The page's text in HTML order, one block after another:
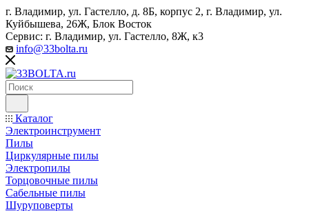
г. Владимир, ул. Гастелло, д. 8Б, корпус 2, г. Владимир, ул. ​
Куйбышева, 26Ж, Блок Восток
Сервис: г. Владимир, ул. Гастелло, 8Ж, к3
info@33bolta.ru
Каталог
Электроинструмент
Пилы
Циркулярные пилы
Электропилы
Торцовочные пилы
Сабельные пилы
Шуруповерты